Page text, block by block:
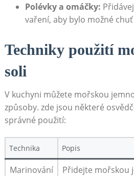
Polévky a omáčky:
vaření, aby bylo možné
Techniky použití
soli
V kuchyni můžete mořskou
způsoby. zde jsou některé
správné použití:
Technika Popis
Marinování
Přidejte mořskou